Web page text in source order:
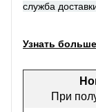
служба
Узнать
При